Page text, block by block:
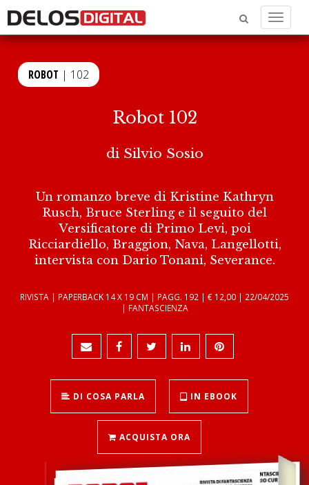
Menu
ROBOT | 102
Robot 102
di Silvio Sosio
Un romanzo breve di Kristine Kathryn
Rusch, Bruce Sterling e il seguito del
Versificatore di Primo Levi, poi
Ricciardiello, Braggion, Nava, Langellotti,
intervista con Dario Tonani, Severance.
RIVISTA | PAPERBACK 14 X 19 CM | PAGG. 192 | € 12,00 | 22/04/2025
| FANTASCIENZA
DI COSA PARLA IN EBOOK
ACQUISTA ORA